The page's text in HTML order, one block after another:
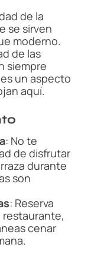
de la
se sirven
moderno.
de las
siempre
un aspecto
aquí.
: No te
de disfrutar
durante
son
: Reserva
cenar